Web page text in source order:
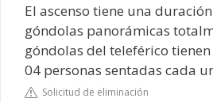
El ascenso tiene una
góndolas panorámicas
góndolas del teleférico
04 personas sentadas cada
Solicitud de eliminación